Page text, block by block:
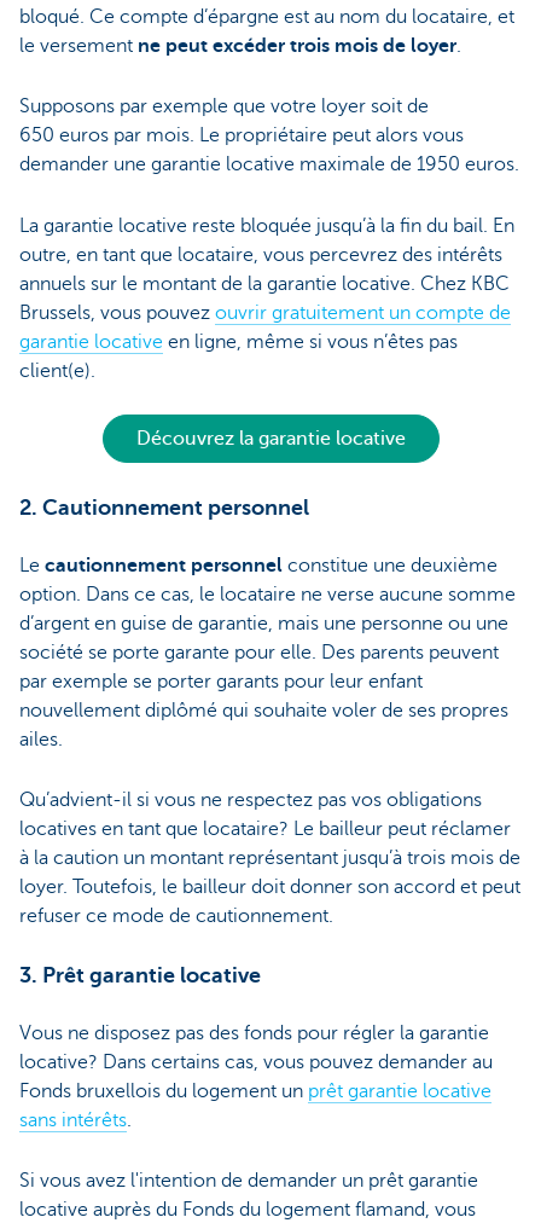
bloqué. Ce compte d’épargne est au nom du locataire, et
le versement ne peut excéder trois mois de loyer.
Supposons par exemple que votre loyer soit de
650 euros par mois. Le propriétaire peut alors vous
demander une garantie locative maximale de 1950 euros.
La garantie locative reste bloquée jusqu’à la fin du bail. En
outre, en tant que locataire, vous percevrez des intérêts
annuels sur le montant de la garantie locative. Chez KBC
Brussels, vous pouvez ouvrir gratuitement un compte de
garantie locative en ligne, même si vous n’êtes pas
client(e).
Découvrez la garantie locative
2. Cautionnement personnel
Le cautionnement personnel constitue une deuxième
option. Dans ce cas, le locataire ne verse aucune somme
d’argent en guise de garantie, mais une personne ou une
société se porte garante pour elle. Des parents peuvent
par exemple se porter garants pour leur enfant
nouvellement diplômé qui souhaite voler de ses propres
ailes.
Qu’advient-il si vous ne respectez pas vos obligations
locatives en tant que locataire? Le bailleur peut réclamer
à la caution un montant représentant jusqu’à trois mois de
loyer. Toutefois, le bailleur doit donner son accord et peut
refuser ce mode de cautionnement.
3. Prêt garantie locative
Vous ne disposez pas des fonds pour régler la garantie
locative? Dans certains cas, vous pouvez demander au
Fonds bruxellois du logement un prêt garantie locative
sans intérêts.
Si vous avez l'intention de demander un prêt garantie
locative auprès du Fonds du logement flamand, vous